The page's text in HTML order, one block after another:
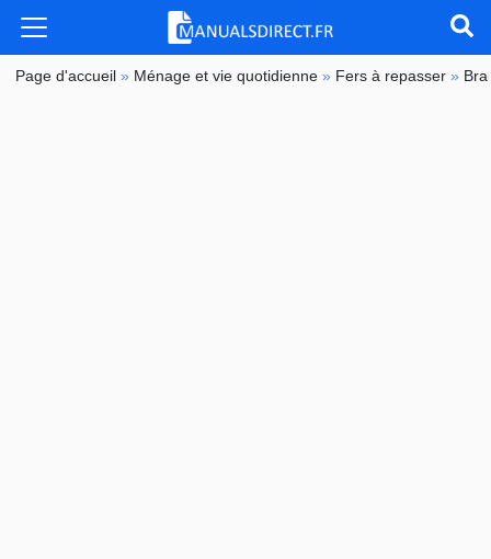
Page d'accueil » Ménage et vie quotidienne » Fers à repasser »